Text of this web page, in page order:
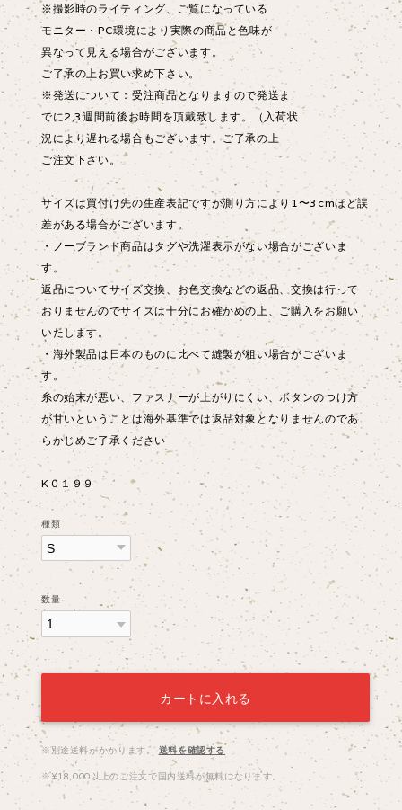
※撮影時のライティング、ご覧になっている
モニター・PC環境により実際の商品と色味が
異なって見える場合がございます。
ご了承の上お買い求め下さい。
※発送について：受注商品となりますので発送ま
でに2,3週間前後お時間を頂戴致します。（入荷状
況により遅れる場合もございます。ご了承の上
ご注文下さい。
サイズは買付け先の生産表記ですが測り方により1〜3cmほど誤
差がある場合がございます。
・ノーブランド商品はタグや洗濯表示がない場合がございま
す。
返品についてサイズ交換、お色交換などの返品、交換は行って
おりませんのでサイズは十分にお確かめの上、ご購入をお願い
いたします。
・海外製品は日本のものに比べて縫製が粗い場合がございま
す。
糸の始末が悪い、ファスナーが上がりにくい、ボタンのつけ方
が甘いということは海外基準では返品対象となりませんのであ
らかじめご了承ください
K０１９９
種類
数量
カートに入れる
※別途送料がかかります。 送料を確認する
※¥18,000以上のご注文で国内送料が無料になります。